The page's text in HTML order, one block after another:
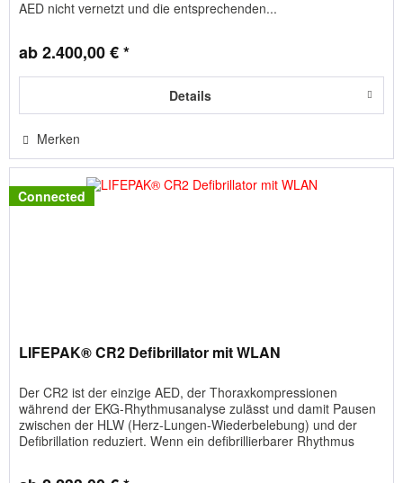
AED nicht vernetzt und die entsprechenden...
ab 2.400,00 € *
Details
Merken
Connected
LIFEPAK® CR2 Defibrillator mit WLAN
Der CR2 ist der einzige AED, der Thoraxkompressionen
während der EKG-Rhythmusanalyse zulässt und damit Pausen
zwischen der HLW (Herz-Lungen-Wiederbelebung) und der
Defibrillation reduziert. Wenn ein defibrillierbarer Rhythmus